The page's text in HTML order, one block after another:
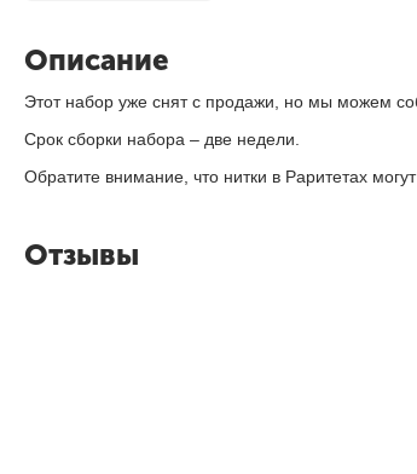
Описание
Этот набор уже снят с продажи, но мы можем
Срок сборки набора – две недели.
Обратите внимание, что нитки в Раритетах
Отзывы